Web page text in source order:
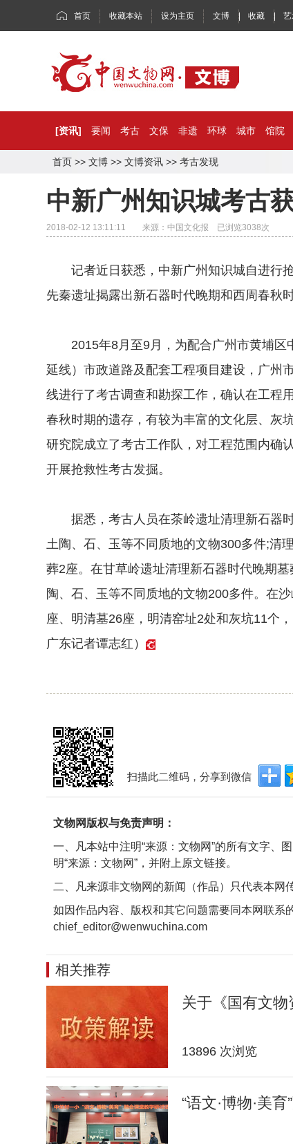
首页 收藏本站 设为主页 文博 | 收藏 |
[资讯] 要闻 考古 文保 非遗 环球 城市 馆院
首页 >> 文博 >> 文博资讯 >> 考古发现
中新广州知识城考古
2018-02-12 13:11:11 来源：中国文化报 已浏览3038次
记者近日获悉，中新广州知识城自进行抢
先秦遗址揭露出新石器时代晚期和西周春秋
2015年8月至9月，为配合广州市黄埔区
延线）市政道路及配套工程项目建设，广州
线进行了考古调查和勘探工作，确认在工程
春秋时期的遗存，有较为丰富的文化层、灰
研究院成立了考古工作队，对工程范围内确
开展抢救性考古发掘。
据悉，考古人员在茶岭遗址清理新石器时
土陶、石、玉等不同质地的文物300多件;清
葬2座。在甘草岭遗址清理新石器时代晚期
陶、石、玉等不同质地的文物200多件。在
座、明清墓26座，明清窑址2处和灰坑11个
广东记者谭志红）
扫描此二维码，分享到微信
文物网版权与免责声明：
一、凡本站中注明“来源：文物网”的所有文字、
明“来源：文物网”，并附上原文链接。
二、凡来源非文物网的新闻（作品）只代表本网
如因作品内容、版权和其它问题需要同本网联系
chief_editor@wenwuchina.com
相关推荐
关于《国有文
13896 次浏览
“语文·博物·美